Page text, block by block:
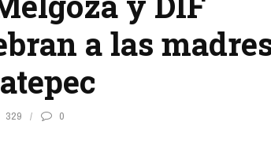
a las
329 0